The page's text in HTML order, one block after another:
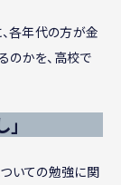
各年代の方が金
のかを、高校で
いての勉強に関